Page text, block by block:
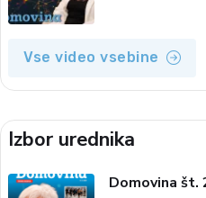
Vse video vsebine
Izbor urednika
Domovina št.